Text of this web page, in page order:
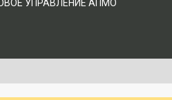
УПРАВЛЕНИЕ АПМО